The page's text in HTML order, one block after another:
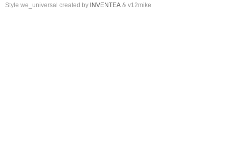
Style we_universal created by INVENTEA & v12mike